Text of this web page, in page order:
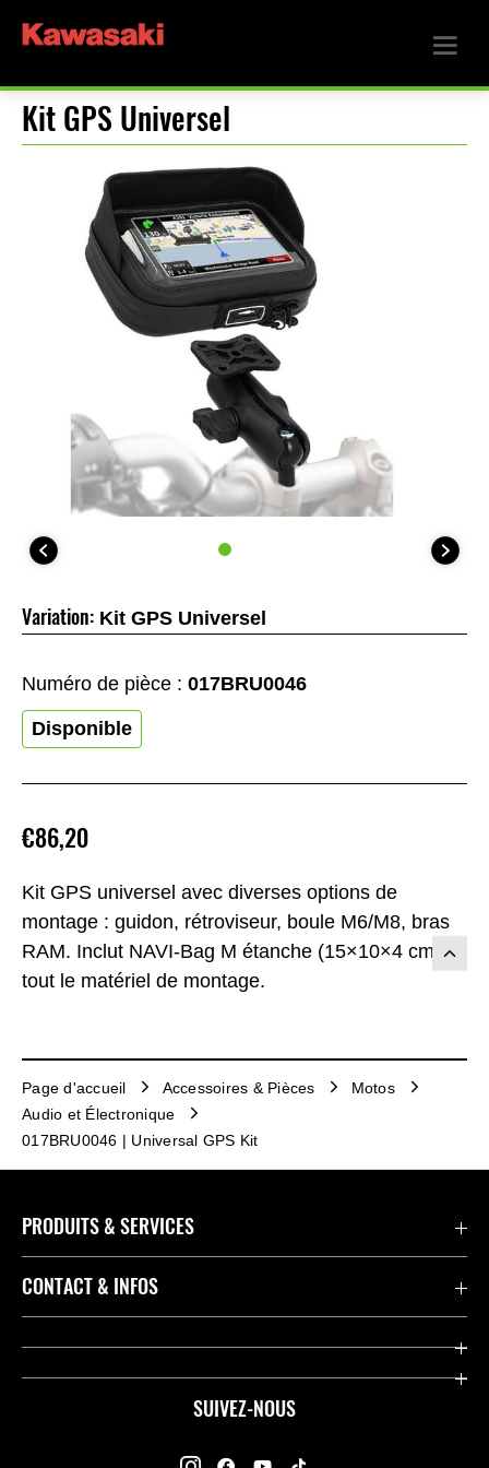
Kit GPS Universel
Kit GPS universel avec diverses options de
montage : guidon, rétroviseur, boule M6/M8, bras
RAM. Inclut NAVI-Bag M étanche (15×10×4 cm) et
tout le matériel de montage.
€86,20
Variation: Kit GPS Universel
Numéro de pièce : 017BRU0046
Disponible
Page d'accueil Accessoires & Pièces
Motos
Audio et Électronique
017BRU0046 | Universal GPS Kit
SUIVEZ-NOUS
PRODUITS & SERVICES
Accessoires & Pièces
Concessionnaires
CONTACT & INFOS
Contact